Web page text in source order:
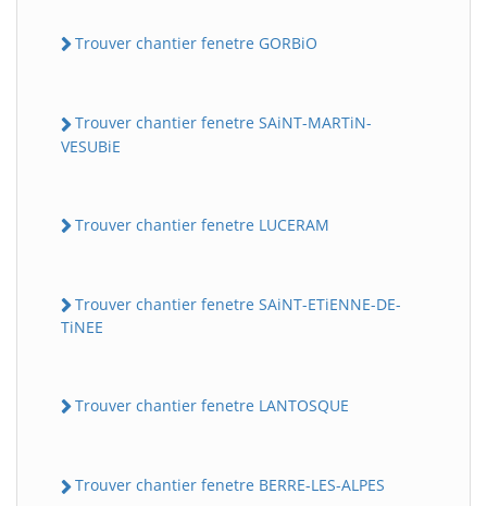
Trouver chantier fenetre GORBiO
Trouver chantier fenetre SAiNT-MARTiN-
VESUBiE
Trouver chantier fenetre LUCERAM
Trouver chantier fenetre SAiNT-ETiENNE-DE-
TiNEE
Trouver chantier fenetre LANTOSQUE
Trouver chantier fenetre BERRE-LES-ALPES